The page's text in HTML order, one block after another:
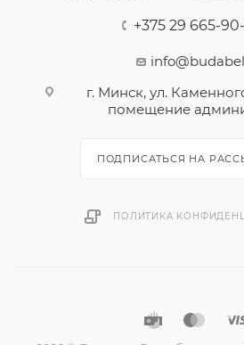
+375 29 665-
г. Минск, ул.
помещение
ПОДПИСАТЬСЯ НА
ПОЛИТИКА